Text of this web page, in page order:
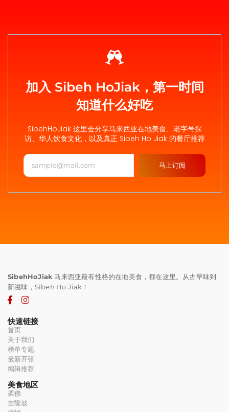
加入 Sibeh HoJiak，第一时间
知道什么好吃
SibehHoJiak 这里会分享马来西亚在地美食、老字号探
访、华人饮食文化，以及真正 Sibeh Ho Jiak 的餐厅推荐
马上订阅
SibehHoJiak 马来西亚最有性格的在地美食，都在这里。从古早味到
新滋味，Sibeh Ho Jiak！
快速链接
首页
关于我们
榜单专题
最新开张
编辑推荐
美食地区
柔佛
吉隆坡